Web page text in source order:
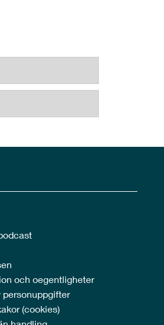
och oegentligheter
personuppgifter
(cookies)